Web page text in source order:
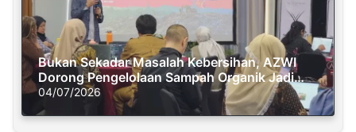
Bukan Sekadar Masalah Kebersihan, AZWI
Dorong Pengelolaan Sampah Organik Jadi
Solusi Krisis Iklim
04/07/2026